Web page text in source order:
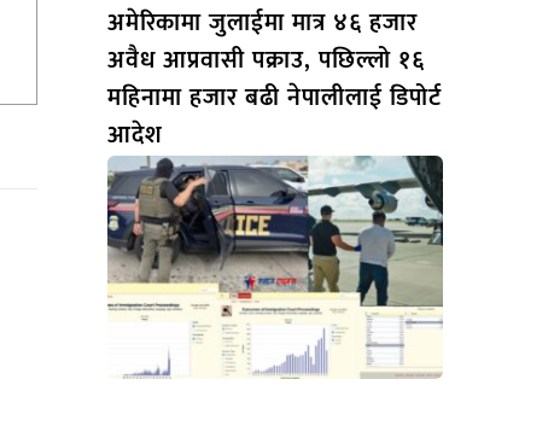
अमेरिकामा जुलाईमा मात्र ४६ हजार
अवैध आप्रवासी पक्राउ, पछिल्लो १६
महिनामा हजार बढी नेपालीलाई डिपोर्ट
आदेश